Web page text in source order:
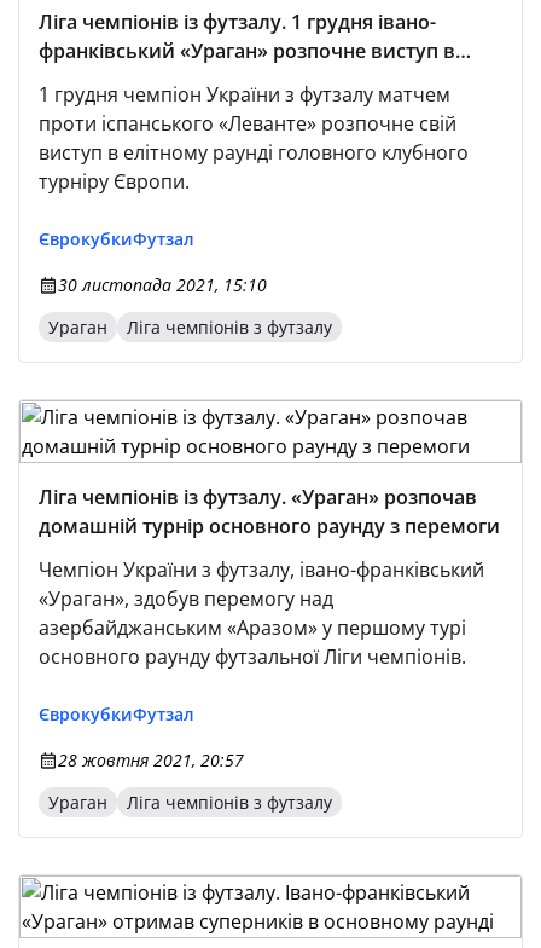
Ліга чемпіонів із футзалу. 1 грудня івано-
франківський «Ураган» розпочне виступ в
еліт-раунді турніру
1 грудня чемпіон України з футзалу матчем
проти іспанського «Леванте» розпочне свій
виступ в елітному раунді головного клубного
турніру Європи.
ЄврокубкиФутзал
30 листопада 2021, 15:10
Ураган
Ліга чемпіонів з футзалу
Ліга чемпіонів із футзалу. «Ураган» розпочав
домашній турнір основного раунду з перемоги
Чемпіон України з футзалу, івано-франківський
«Ураган», здобув перемогу над
азербайджанським «Аразом» у першому турі
основного раунду футзальної Ліги чемпіонів.
ЄврокубкиФутзал
28 жовтня 2021, 20:57
Ураган
Ліга чемпіонів з футзалу